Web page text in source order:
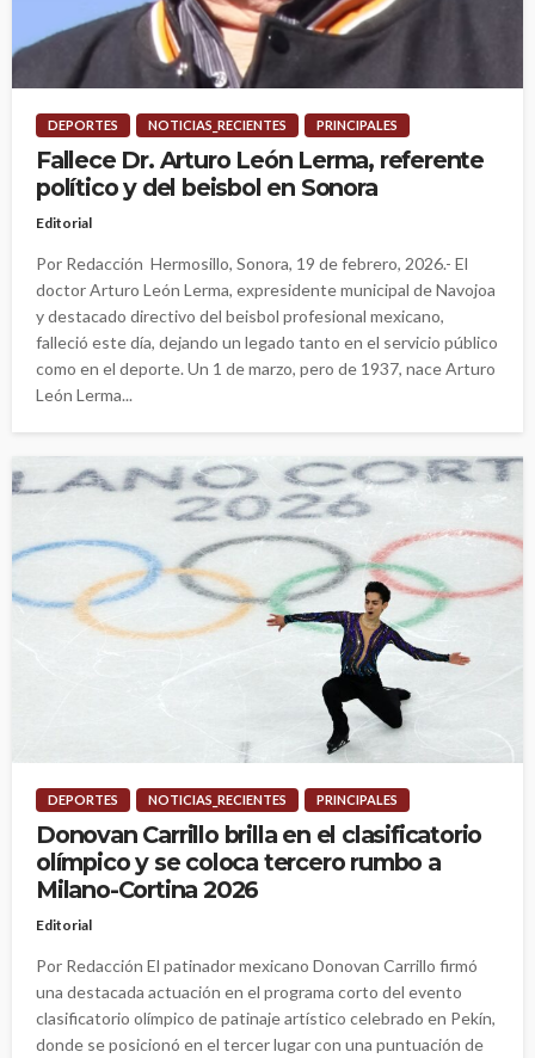
DEPORTES NOTICIAS_RECIENTES PRINCIPALES
Fallece Dr. Arturo León Lerma, referente
político y del beisbol en Sonora
Editorial
Por Redacción Hermosillo, Sonora, 19 de febrero, 2026.- El
doctor Arturo León Lerma, expresidente municipal de Navojoa
y destacado directivo del beisbol profesional mexicano,
falleció este día, dejando un legado tanto en el servicio público
como en el deporte. Un 1 de marzo, pero de 1937, nace Arturo
León Lerma...
DEPORTES NOTICIAS_RECIENTES PRINCIPALES
Donovan Carrillo brilla en el clasificatorio
olímpico y se coloca tercero rumbo a
Milano-Cortina 2026
Editorial
Por Redacción El patinador mexicano Donovan Carrillo firmó
una destacada actuación en el programa corto del evento
clasificatorio olímpico de patinaje artístico celebrado en Pekín,
donde se posicionó en el tercer lugar con una puntuación de